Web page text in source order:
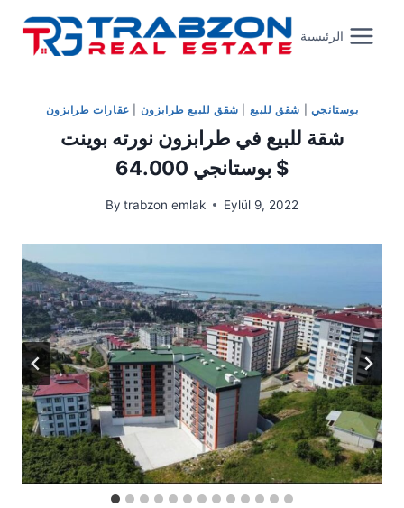
content
الرئيسية
بوستانجي شقق للبيع شقق للبيع طرابزون عقارات طرابزون
شقة للبيع في طرابزون نورته بوينت
بوستانجي 64.000 $
By trabzon emlak Eylül 9, 2022